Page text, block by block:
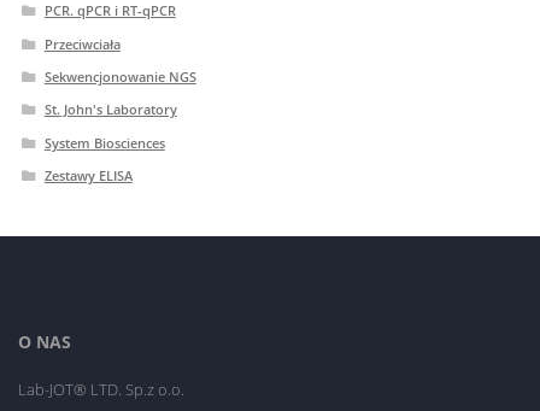
PCR. qPCR i RT-qPCR
Przeciwciała
Sekwencjonowanie NGS
St. John's Laboratory
System Biosciences
Zestawy ELISA
O NAS
Lab-JOT® LTD. Sp.z o.o.